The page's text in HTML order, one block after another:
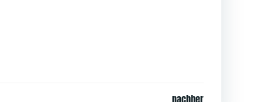
nachher